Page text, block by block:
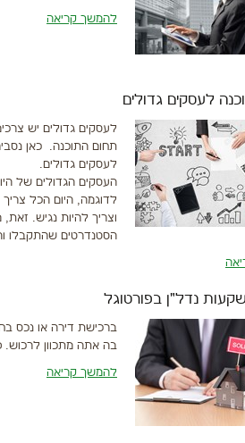
להמשך קריאה
לעסקים גדולים
לעסקים גדולים יש
תחום התוכנה. כאן
לעסקים גדולים.
העסקים הגדולים של
לדוגמה, היום הכל
וצריך להיות נגיש.
הסטנדרטים שהתקבלו
נדל"ן בפורטוגל
ברכישת דירה או נכס
בה אתה מתכוון לרכוש.
להמשך קריאה